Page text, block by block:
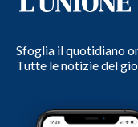
Sfoglia il quotidiano
Tutte le notizie del